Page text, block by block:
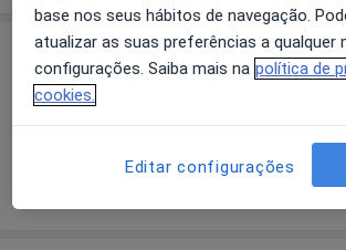
Preços
Sem informação sobre serviços
informação sobre serviços
base nos seus hábitos de navegação.
atualizar as suas preferências a qualquer
configurações. Saiba mais na política de
cookies.
Editar configurações